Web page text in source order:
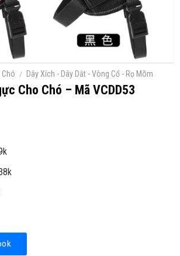
/ Dây Xích - Dây Dắt - Vòng Cổ - Rọ Mõm
Cho Chó – Mã VCDD53